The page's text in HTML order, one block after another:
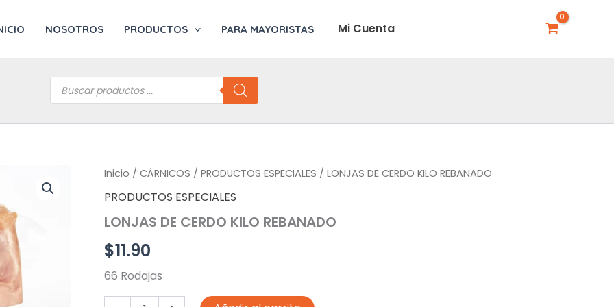
NOSOTROS PRODUCTOS PARA MAYORISTAS Mi Cuenta
Inicio / CÁRNICOS / PRODUCTOS ESPECIALES / LONJAS DE CERDO KILO REBANADO
PRODUCTOS ESPECIALES
LONJAS DE CERDO KILO REBANADO
$11.90
66 Rodajas